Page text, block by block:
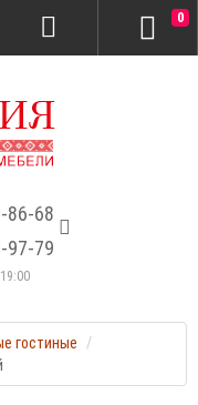
86-68
97-79
0
гостиные